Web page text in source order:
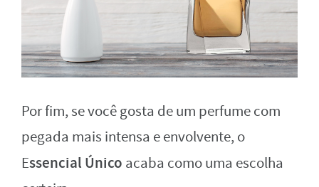
Por fim, se você gosta de um perfume com
pegada mais intensa e envolvente, o
Essencial Único acaba como uma escolha